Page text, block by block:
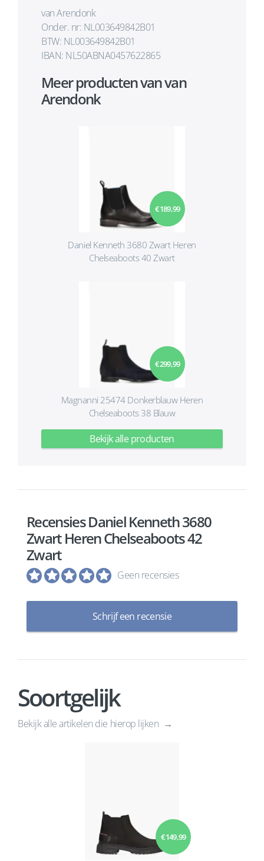
van Arendonk
Onder. nr: NL003649842B01
BTW: NL003649842B01
IBAN: NL50ABNA0457622865
Meer producten van van
Arendonk
€ 189,99
Daniel Kenneth 3680 Zwart Heren
Chelseaboots 40 Zwart
€ 299,99
Magnanni 25474 Donkerblauw Heren
Chelseaboots 38 Blauw
Bekijk alle producten
Recensies Daniel Kenneth 3680
Zwart Heren Chelseaboots 42
Zwart
Geen recensies
Schrijf een recensie
Soortgelijk
Bekijk alle artikelen die hierop lijken
€ 149,99